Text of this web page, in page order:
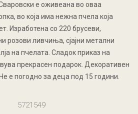
е оживеана во оваа
во која има нежна пчела која
Изработена со 220 брусеви,
розови ливчиња, сјајни метални
на пчелата. Сладок приказ на
прекрасен подарок. Декоративен
е погодно за деца под 15 години.
5721549